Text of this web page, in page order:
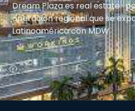
Dream Plaza es real estate ·
operación regional que se
Latinoamérica con MDW.